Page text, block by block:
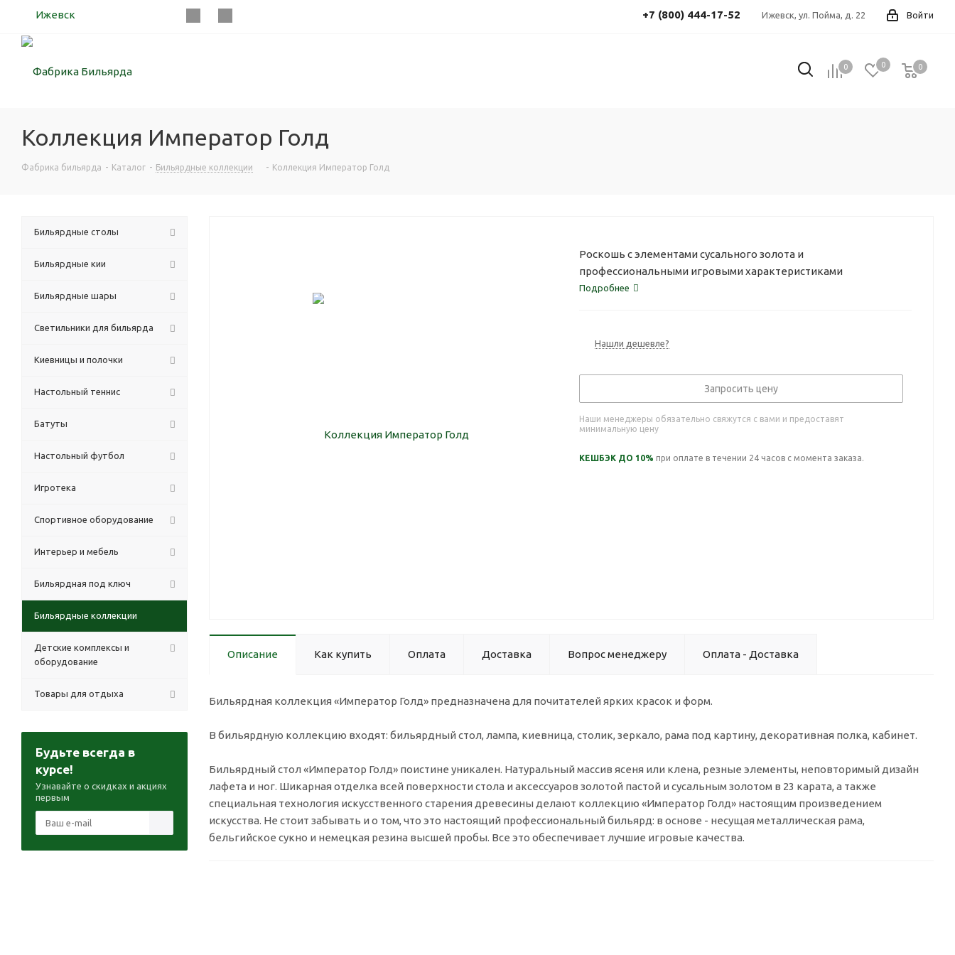
Ижевск Войти
Ижевск, ул. Пойма, д. 22
+7 (800) 444-17-52
0 0 0
0
Коллекция Император Голд
Фабрика бильярда - Каталог - Бильярдные коллекции - Коллекция Император Голд
Роскошь с элементами сусального золота и
профессиональными игровыми характеристиками
Подробнее
Нашли дешевле?
Запросить цену
Наши менеджеры обязательно свяжутся с вами и предоставят
минимальную цену
КЕШБЭК ДО 10% при оплате в течении 24 часов с момента заказа.
Описание Как купить Оплата Доставка Вопрос менеджеру Оплата - Доставка
Бильярдная коллекция «Император Голд» предназначена для почитателей ярких красок и форм.
В бильярдную коллекцию входят: бильярдный стол, лампа, киевница, столик, зеркало, рама под картину, декоративная полка, кабинет.
Бильярдный стол «Император Голд» поистине уникален. Натуральный массив ясеня или клена, резные элементы, неповторимый дизайн
лафета и ног. Шикарная отделка всей поверхности стола и аксессуаров золотой пастой и сусальным золотом в 23 карата, а также
специальная технология искусственного старения древесины делают коллекцию «Император Голд» настоящим произведением
искусства. Не стоит забывать и о том, что это настоящий профессиональный бильярд: в основе - несущая металлическая рама,
бельгийское сукно и немецкая резина высшей пробы. Все это обеспечивает лучшие игровые качества.
Бильярдные столы
Бильярдные кии
Бильярдные шары
Светильники для бильярда
Киевницы и полочки
Настольный теннис
Батуты
Настольный футбол
Игротека
Спортивное оборудование
Интерьер и мебель
Бильярдная под ключ
Бильярдные коллекции
Детские комплексы и
оборудование
Товары для отдыха
Будьте всегда в
курсе!
Узнавайте о скидках и акциях
первым